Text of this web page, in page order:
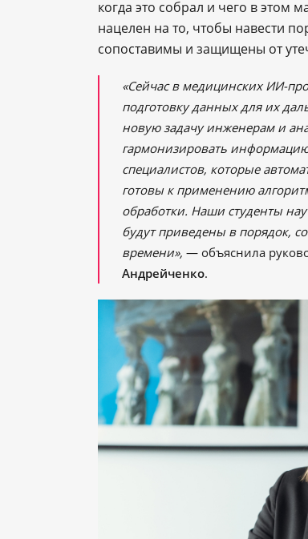
когда это собрал и чего в этом
нацелен на то, чтобы навести
сопоставимы и защищены от
«Сейчас в медицинских ИИ-
подготовку данных для их
новую задачу инженерам и
гармонизировать
специалистов, которые
готовы к применению
обработки. Наши студенты
будут приведены в порядок,
времени», — объяснила
Андрейченко.